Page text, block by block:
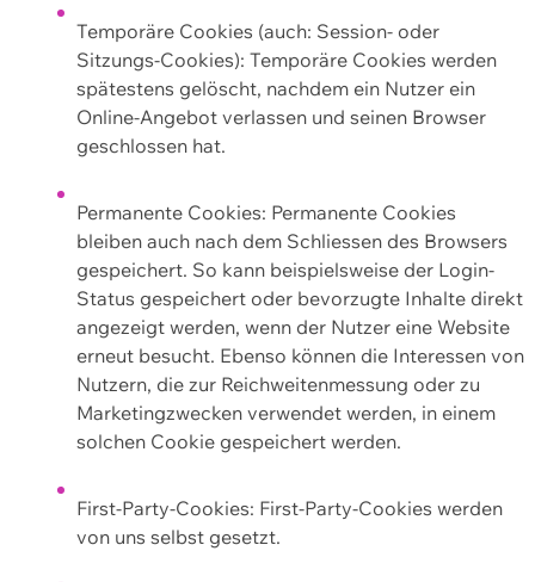
Temporäre Cookies (auch: Session- oder
Sitzungs-Cookies): Temporäre Cookies werden
spätestens gelöscht, nachdem ein Nutzer ein
Online-Angebot verlassen und seinen Browser
geschlossen hat.
Permanente Cookies: Permanente Cookies
bleiben auch nach dem Schliessen des Browsers
gespeichert. So kann beispielsweise der Login-
Status gespeichert oder bevorzugte Inhalte direkt
angezeigt werden, wenn der Nutzer eine Website
erneut besucht. Ebenso können die Interessen von
Nutzern, die zur Reichweitenmessung oder zu
Marketingzwecken verwendet werden, in einem
solchen Cookie gespeichert werden.
First-Party-Cookies: First-Party-Cookies werden
von uns selbst gesetzt.